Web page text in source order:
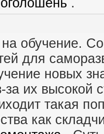
.
обучение.
для
новых
их высокой
такая
как